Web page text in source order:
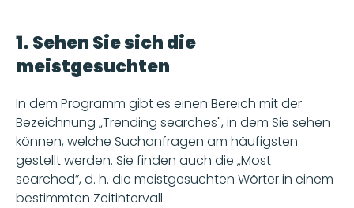
1. Sehen Sie sich die
meistgesuchten
In dem Programm gibt es einen Bereich mit der
Bezeichnung „Trending searches", in dem Sie sehen
können, welche Suchanfragen am häufigsten
gestellt werden. Sie finden auch die „Most
searched”, d. h. die meistgesuchten Wörter in einem
bestimmten Zeitintervall.